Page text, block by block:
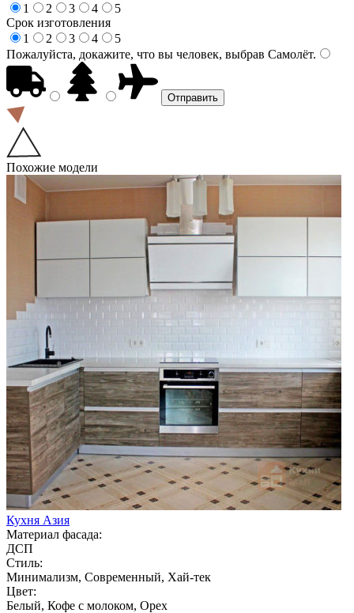
1
2 3 4
5
Срок изготовления
1
2 3 4
5
Пожалуйста, докажите, что вы человек, выбрав Самолёт.
Похожие модели
Кухня Азия
Материал фасада:
ДСП
Стиль:
Минимализм, Современный, Хай-тек
Цвет:
Белый, Кофе с молоком, Орех